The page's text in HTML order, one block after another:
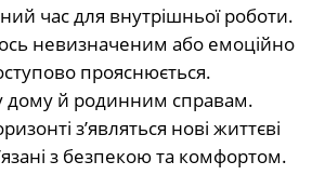
час для внутрішньої роботи.
невизначеним або емоційно
прояснюється.
дому й родинним справам.
з’являться нові життєві
з безпекою та комфортом.